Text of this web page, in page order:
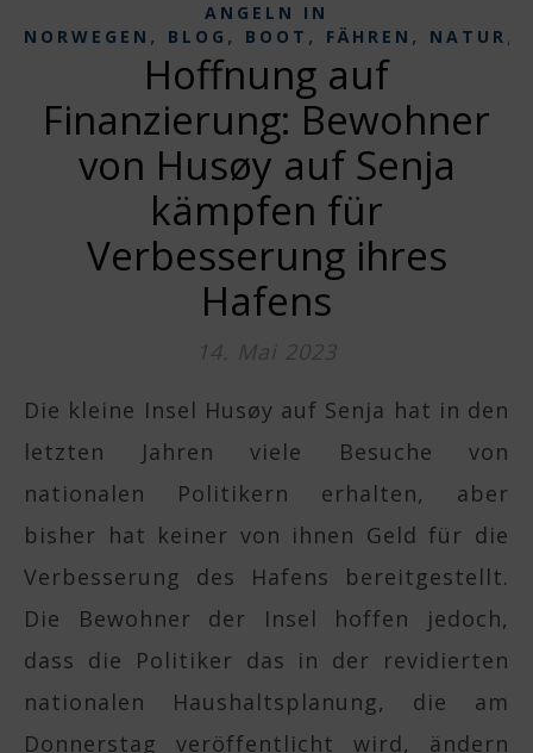
ANGELN IN
NORWEGEN , BLOG , BOOT , FÄHREN , NATUR ,
Hoffnung auf
Finanzierung: Bewohner
von Husøy auf Senja
kämpfen für
Verbesserung ihres
Hafens
14. Mai 2023
Die kleine Insel Husøy auf Senja hat in den
letzten Jahren viele Besuche von
nationalen Politikern erhalten, aber
bisher hat keiner von ihnen Geld für die
Verbesserung des Hafens bereitgestellt.
Die Bewohner der Insel hoffen jedoch,
dass die Politiker das in der revidierten
nationalen Haushaltsplanung, die am
Donnerstag veröffentlicht wird, ändern